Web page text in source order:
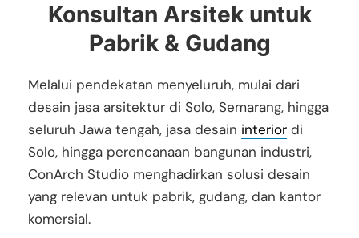
Konsultan Arsitek untuk
Pabrik & Gudang
Melalui pendekatan menyeluruh, mulai dari
desain jasa arsitektur di Solo, Semarang, hingga
seluruh Jawa tengah, jasa desain interior di
Solo, hingga perencanaan bangunan industri,
ConArch Studio menghadirkan solusi desain
yang relevan untuk pabrik, gudang, dan kantor
komersial.